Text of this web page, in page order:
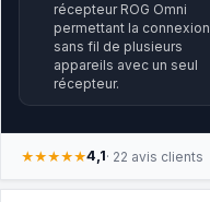
récepteur ROG Omni
permettant la connexion
sans fil de plusieurs
appareils avec un seul
récepteur.
★★★★★4,1· 22 avis clients